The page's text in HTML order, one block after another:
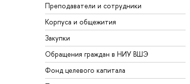
Преподаватели и сотрудники
Корпуса и общежития
Закупки
Обращения граждан в НИУ ВШЭ
Фонд целевого капитала